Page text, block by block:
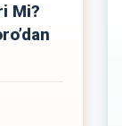
Mi?